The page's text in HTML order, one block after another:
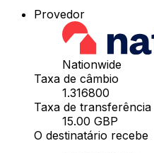
Provedor
Nationwide
Taxa de câmbio
1.316800
Taxa de transferência
15.00 GBP
O destinatário recebe